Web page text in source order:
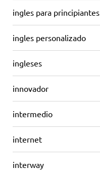
ingles para principiantes
ingles personalizado
ingleses
innovador
intermedio
internet
interway